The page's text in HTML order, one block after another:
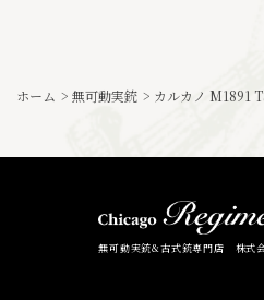
ホーム > 無可動実銃 > カルカノ M1891
無可動実銃&古式銃専門店 株式